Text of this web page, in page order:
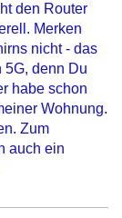
den Router
Merken
nicht - das
5G, denn Du
habe schon
Wohnung.
Zum
auch ein